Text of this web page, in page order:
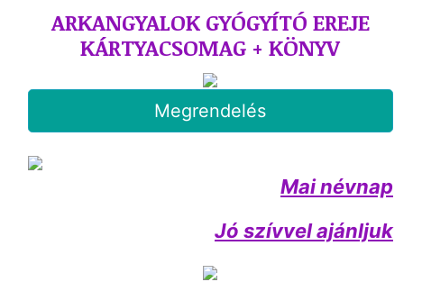
ARKANGYALOK GYÓGYÍTÓ EREJE
KÁRTYACSOMAG + KÖNYV
Megrendelés
Mai névnap
Jó szívvel ajánljuk